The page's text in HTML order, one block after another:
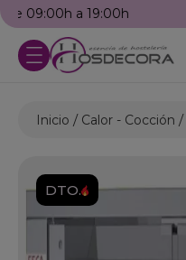
Inicio Calor - Cocción
DTO.